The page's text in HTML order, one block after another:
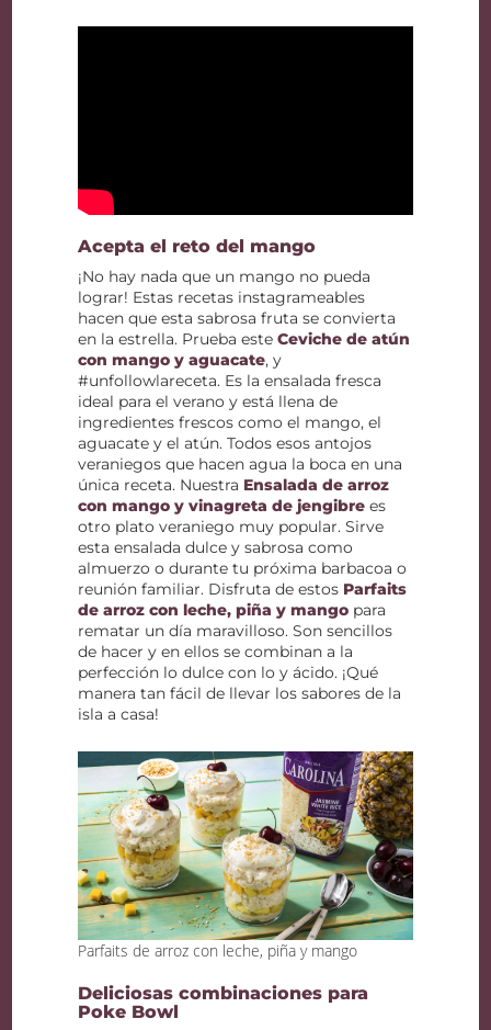
Acepta el reto del mango
¡No hay nada que un mango no pueda
lograr! Estas recetas instagrameables
hacen que esta sabrosa fruta se convierta
en la estrella. Prueba esteCeviche de atún
con mango y aguacate, y
#unfollowlareceta. Es la ensalada fresca
ideal para el verano y está llena de
ingredientes frescos como el mango, el
aguacate y el atún. Todos esos antojos
veraniegos que hacen agua la boca en una
única receta. Nuestra Ensalada de arroz
con mango y vinagreta de jengibre es
otro plato veraniego muy popular. Sirve
esta ensalada dulce y sabrosa como
almuerzo o durante tu próxima barbacoa o
reunión familiar. Disfruta de estos Parfaits
de arroz con leche, piña y mango para
rematar un día maravilloso. Son sencillos
de hacer y en ellos se combinan a la
perfección lo dulce con lo y ácido. ¡Qué
manera tan fácil de llevar los sabores de la
isla a casa!
Parfaits de arroz con leche, piña y mango
Deliciosas combinaciones para
Poke Bowl